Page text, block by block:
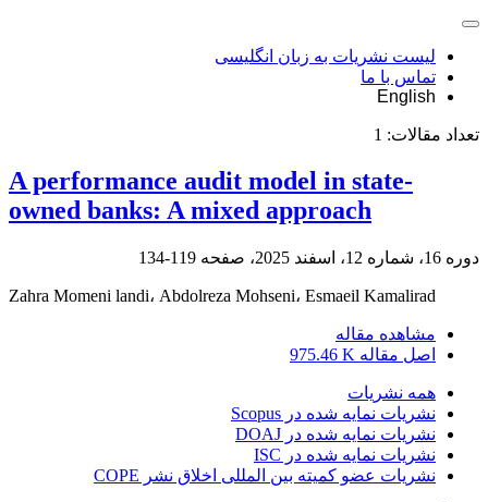
لیست نشریات به زبان انگلیسی
تماس با ما
English
تعداد مقالات: 1
A performance audit model in state-
owned banks: A mixed approach
دوره 16، شماره 12، اسفند 2025، صفحه 119-134
Zahra Momeni landi، Abdolreza Mohseni، Esmaeil Kamalirad
مشاهده مقاله
اصل مقاله 975.46 K
همه نشریات
نشریات نمایه شده در Scopus
نشریات نمایه شده در DOAJ
نشریات نمایه شده در ISC
نشریات عضو کمیته بین المللی اخلاق نشر COPE